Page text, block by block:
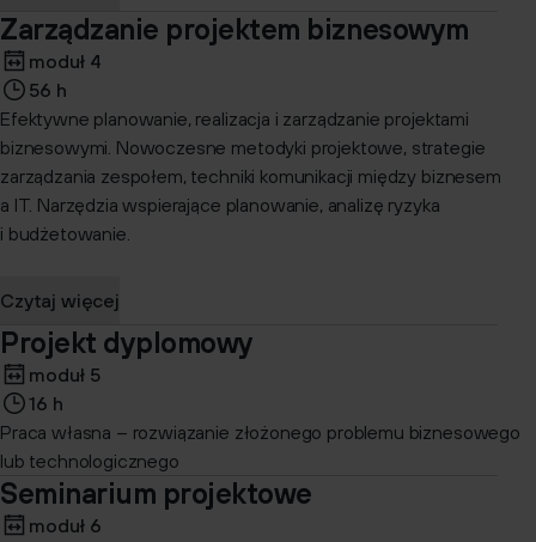
Zarządzanie projektem biznesowym
moduł 4
56 h
Efektywne planowanie, realizacja i zarządzanie projektami
biznesowymi. Nowoczesne metodyki projektowe, strategie
zarządzania zespołem, techniki komunikacji między biznesem
a IT. Narzędzia wspierające planowanie, analizę ryzyka
i budżetowanie.
Czytaj więcej
Projekt dyplomowy
moduł 5
16 h
Praca własna – rozwiązanie złożonego problemu biznesowego
lub technologicznego
Seminarium projektowe
moduł 6